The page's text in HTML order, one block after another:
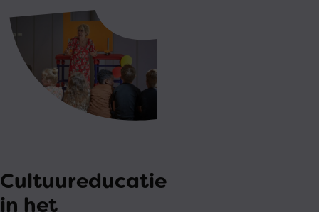
Cultuureducatie
in het